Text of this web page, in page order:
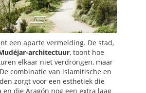
een aparte vermelding. De stad,
architectuur, toont hoe
elkaar niet verdrongen, maar
combinatie van islamitische en
zorgt voor een esthetiek die
en die Aragón nog een extra laag